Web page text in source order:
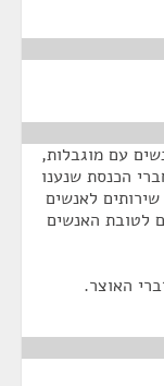
עם מוגבלות,
הכנסת שנענו
לאנשים
לטובת האנשים
האוצר.